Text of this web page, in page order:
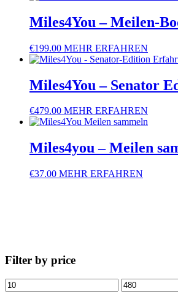
€336.00 €97.00.
Miles4You – Meilen-
€199.00 MEHR ERFAHREN
Miles4You – Senator
€479.00 MEHR ERFAHREN
Miles4you – Meilen
€37.00 MEHR ERFAHREN
Filter by price
Min.
Preis
Max.
Preis